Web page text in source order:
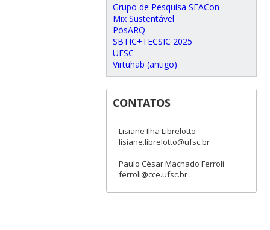
Grupo de Pesquisa SEACon
Mix Sustentável
PósARQ
SBTIC+TECSIC 2025
UFSC
Virtuhab (antigo)
CONTATOS
Lisiane Ilha Librelotto
lisiane.librelotto@ufsc.br
Paulo César Machado Ferroli
ferroli@cce.ufsc.br